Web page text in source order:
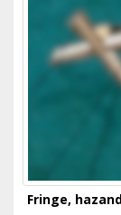
Fringe,